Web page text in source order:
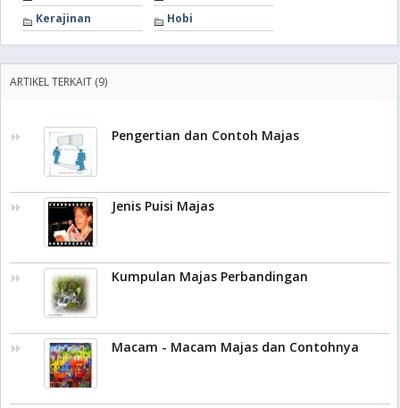
Kerajinan
Hobi
ARTIKEL TERKAIT (9)
Pengertian dan Contoh Majas
Jenis Puisi Majas
Kumpulan Majas Perbandingan
Macam - Macam Majas dan Contohnya